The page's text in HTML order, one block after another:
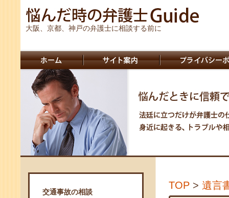
大阪、京都、神戸の弁護士に相談する前に
交通事故の相談
TOP > 遺言